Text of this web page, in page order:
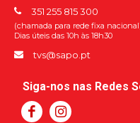
351 255 815 300
(chamada para rede fixa
Dias úteis das 10h às 18h30
tvs@sapo.pt
Siga-nos nas Redes